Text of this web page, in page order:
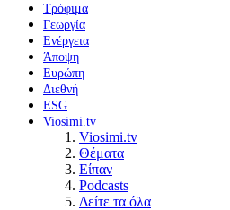
Τρόφιμα
Γεωργία
Ενέργεια
Άποψη
Ευρώπη
Διεθνή
ESG
Viosimi.tv
Viosimi.tv
Θέματα
Είπαν
Podcasts
Δείτε τα όλα